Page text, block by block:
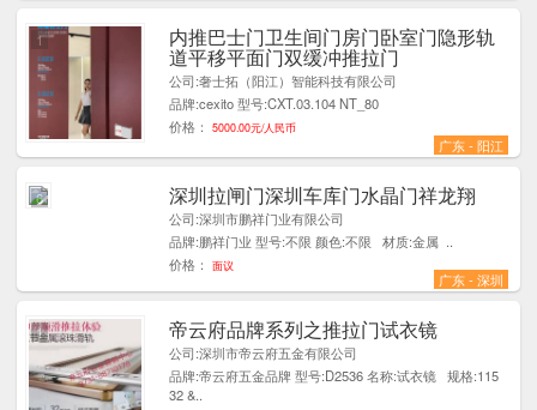
内推巴士门卫生间门房门卧室门隐形轨
道平移平面门双缓冲推拉门
公司:奢士拓（阳江）智能科技有限公司
品牌:cexito 型号:CXT.03.104 NT_80
价格：
5000.00元/人民币
广东 - 阳江
1
深圳拉闸门深圳车库门水晶门祥龙翔
公司:深圳市鹏祥门业有限公司
品牌:鹏祥门业 型号:不限 颜色:不限 材质:金属 ..
价格：
面议
广东 - 深圳
6
帝云府品牌系列之推拉门试衣镜
公司:深圳市帝云府五金有限公司
品牌:帝云府五金品牌 型号:D2536 名称:试衣镜 规格:115
32 &..
1